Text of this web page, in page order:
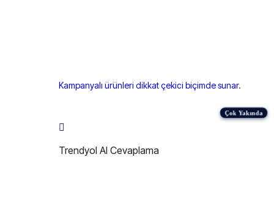
Kampanyalı ürünleri dikkat çekici biçimde sunar.
Trendyol AI Cevaplama